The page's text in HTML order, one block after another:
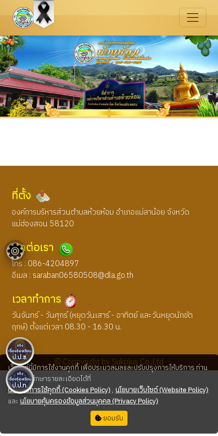
ที่ตั้ง
องค์การบริหารส่วนตำบลห้วยห้อม อำเภอแม่ลาน้อย จังหวัด
แม่ฮ่องสอน 58120
ติดต่อเรา
โทร : 086-4204897
อีเมล : saraban06580508@dla.go.th
เวลาทำการ
วันจันทร์ - วันศุกร์ (หยุดวันเสาร์ - อาทิตย์ และวันหยุดนักขัต
ฤกษ์) ตั้งแต่เวลา 08.30 - 16.30 น.
© Coppyright by Sukplus Co.,Ltd
เว็บไซต์นี้มีการใช้งานคุกกี้ เพื่อประมวลผลและปรับปรุงการให้บริการ ท่าน
สามารถศึกษารายละเอียดได้ที่
นโยบายการใช้คุกกี้ (Cookies Policy), นโยบายเว็บไซต์ (Website Policy)
และนโยบายคุ้มครองข้อมูลส่วนบุคคล (Privacy Policy)
ยอมรับ